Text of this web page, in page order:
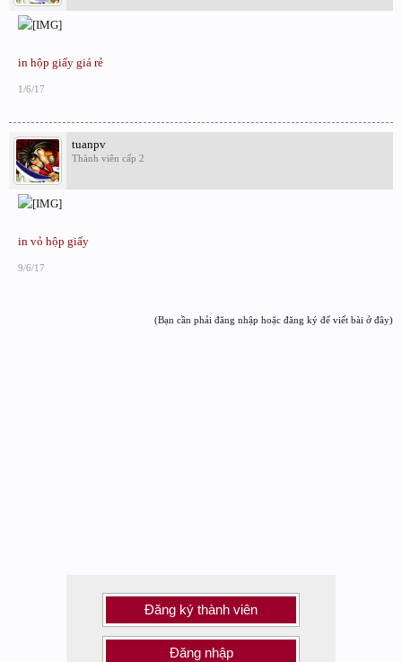
in hộp giấy giá rẻ
1/6/17
tuanpv
Thành viên cấp 2
in vỏ hộp giấy
9/6/17
(Bạn cần phải đăng nhập hoặc đăng ký để viết bài ở đây)
Đăng ký thành viên
Đăng nhập